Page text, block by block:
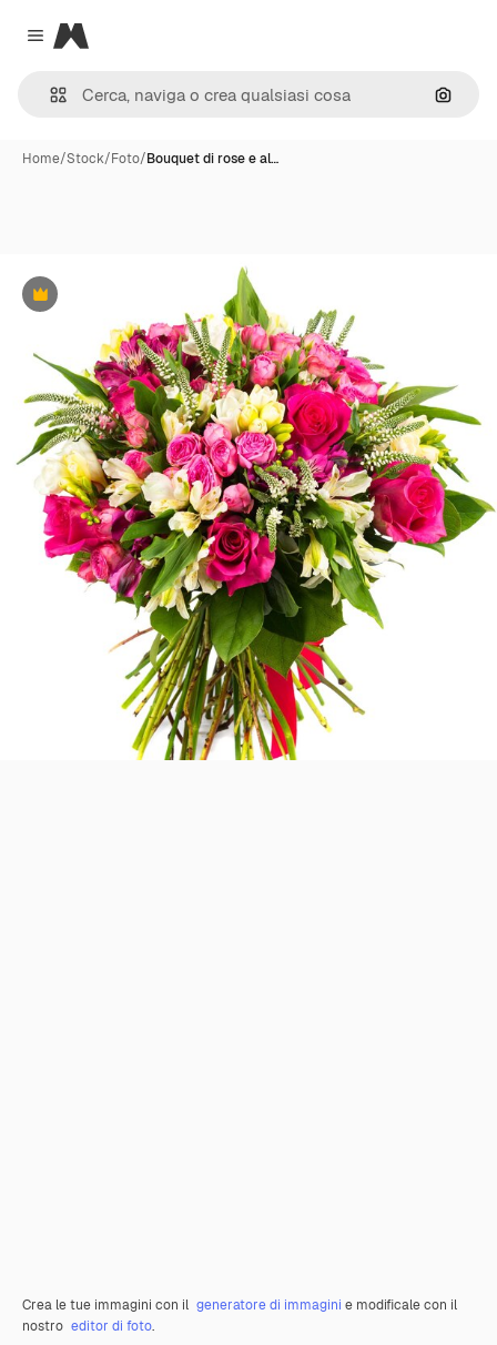
Close menu
Magnific
Cerca
Home/Stock/Foto/Bouquet di rose e al…
Premium
Crea le tue immagini con il generatore di immagini e modificale con il
nostro editor di foto.